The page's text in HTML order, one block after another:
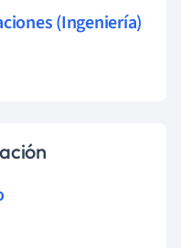
(Ingeniería)